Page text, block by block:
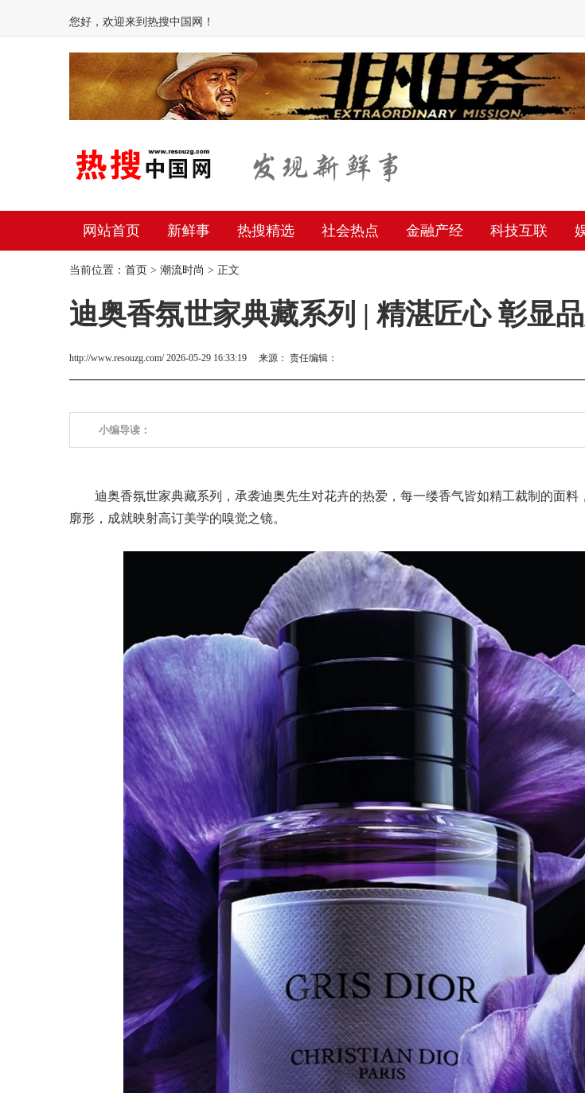
您好，欢迎来到热搜中国网！
网站首页 新鲜事 热搜精选 社会热点 金融产经 科技互联
当前位置： 首页 > 潮流时尚 > 正文
迪奥香氛世家典藏系列 | 精湛匠心 彰显
http://www.resouzg.com/ 2026-05-29 16:33:19 来源： 责任编辑：
小编导读：
迪奥香氛世家典藏系列，承袭迪奥先生对花卉的热爱，每一缕香气皆如精工裁制的面料
廓形，成就映射高订美学的嗅觉之镜。